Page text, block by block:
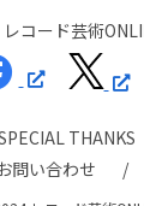
レコード芸術
THANKS
問い合わせ